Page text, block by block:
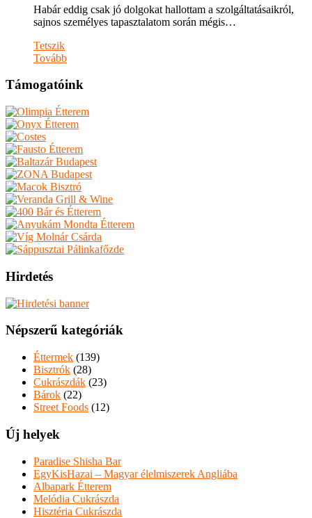
Habár eddig csak jó dolgokat hallottam a szolgáltatásaikról,
sajnos személyes tapasztalatom során mégis…
Tetszik
Tovább
Támogatóink
Hirdetés
Népszerű kategóriák
Éttermek (139)
Bisztrók (28)
Cukrászdák (23)
Bárok (22)
Street Foods (12)
Új helyek
Paradise Shisha Bar
EgyKisHazai – Magyar élelmiszerek Angliába
Albapark Étterem
Melódia Cukrászda
Hisztéria Cukrászda